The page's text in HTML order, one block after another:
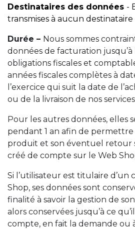
Destinataires des données -
transmises à aucun
Durée – Nous sommes
données de facturation jusqu’à
obligations fiscales et
années fiscales complètes à
l’exercice qui suit la date de
ou de la livraison de nos
Pour les autres données, elles
pendant 1 an afin de permettre
produit et son éventuel retour
créé de compte sur le Web
Si l’utilisateur est titulaire d’un
Shop, ses données sont
finalité à savoir la gestion de
alors conservées jusqu’à ce
compte, en fait la demande ou